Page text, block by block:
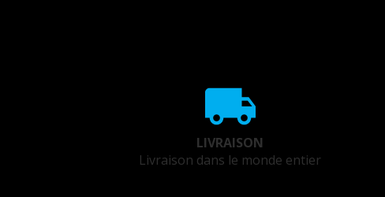
LIVRAISON
Livraison dans le monde entier